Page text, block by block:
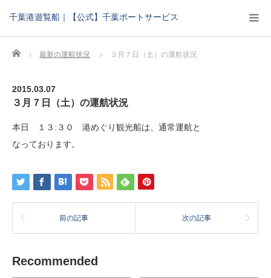
千葉港遊覧船｜【公式】千葉ポートサービス
Home 最新の運航状況 ３月７日（土）の運航状況
2015.03.07
３月７日（土）の運航状況
本日 １３:３０ 港めぐり観光船は、通常運航と
なっております。
前の記事 次の記事
Recommended